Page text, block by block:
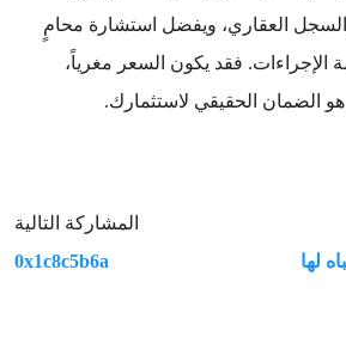
العقاري، ويفضل استشارة محامٍ
فقد يكون السعر مغرياً،
هو الضمان الحقيقي لاستثمارك.
لها
المشاركة التالية
0x1c8c5b6a